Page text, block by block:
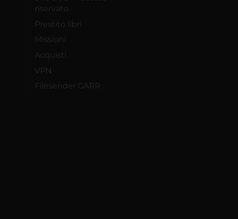
riservato
Prestito libri
Missioni
Acquisti
VPN
Filesender GARR